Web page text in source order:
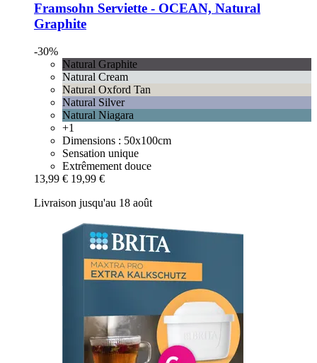
Framsohn Serviette -​ OCEAN, Natural
Graphite
-30%
Natural Graphite
Natural Cream
Natural Oxford Tan
Natural Silver
Natural Niagara
+1
Dimensions : 50x100cm
Sensation unique
Extrêmement douce
13,99 € 19,99 €
Livraison jusqu'au 18 août